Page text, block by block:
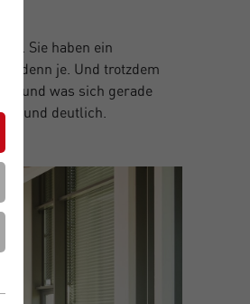
Sie haben ein
denn je. Und trotzdem
– und was sich gerade
deutlich.